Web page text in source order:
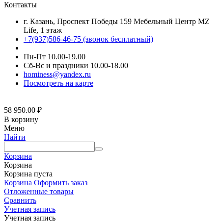
Контакты
г. Казань, Проспект Победы 159 Мебельный Центр MZ
Life, 1 этаж
+7(937)586-46-75 (звонок бесплатный)
Пн-Пт 10.00-19.00
Сб-Вс и праздники 10.00-18.00
hominess@yandex.ru
Посмотреть на карте
58 950.00 ₽
В корзину
Меню
Найти
Корзина
Корзина
Корзина пуста
Корзина Оформить заказ
Отложенные товары
Сравнить
Учетная запись
Учетная запись